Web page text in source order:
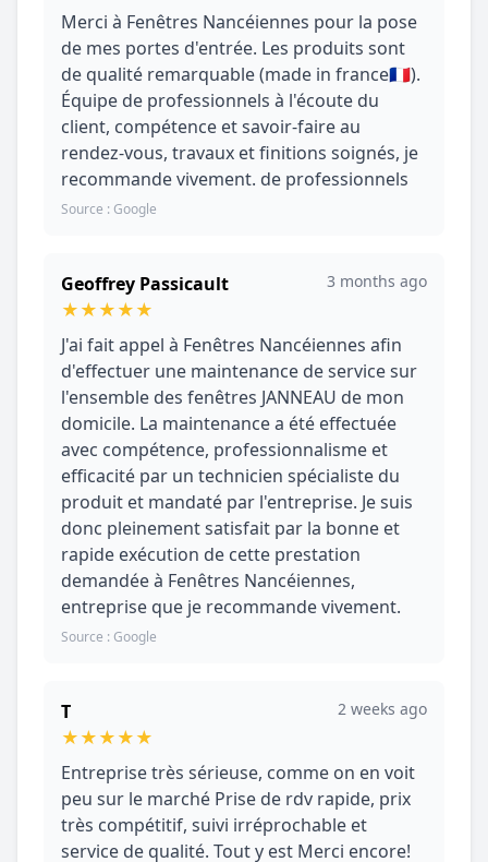
Merci à Fenêtres Nancéiennes pour la pose
de mes portes d'entrée. Les produits sont
de qualité remarquable (made in france🇫🇷).
Équipe de professionnels à l'écoute du
client, compétence et savoir-faire au
rendez-vous, travaux et finitions soignés, je
recommande vivement. de professionnels
Source : Google
Geoffrey Passicault
★★★★★
3 months ago
J'ai fait appel à Fenêtres Nancéiennes afin
d'effectuer une maintenance de service sur
l'ensemble des fenêtres JANNEAU de mon
domicile. La maintenance a été effectuée
avec compétence, professionnalisme et
efficacité par un technicien spécialiste du
produit et mandaté par l'entreprise. Je suis
donc pleinement satisfait par la bonne et
rapide exécution de cette prestation
demandée à Fenêtres Nancéiennes,
entreprise que je recommande vivement.
Source : Google
T
★★★★★
2 weeks ago
Entreprise très sérieuse, comme on en voit
peu sur le marché Prise de rdv rapide, prix
très compétitif, suivi irréprochable et
service de qualité. Tout y est Merci encore!